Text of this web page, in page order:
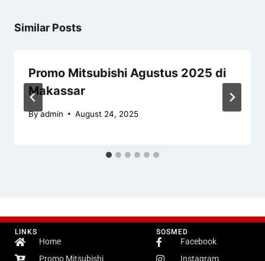
Similar Posts
Promo Mitsubishi Agustus 2025 di
Makassar
Byadmin August 24, 2025
SOSMED
Facebook
Instagram
LINKS
Home
Promo Mitsubishi